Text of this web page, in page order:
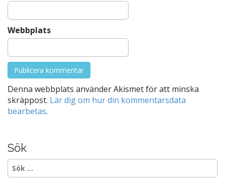
Webbplats
Denna webbplats använder Akismet för att minska
skräppost. Lär dig om hur din kommentarsdata
bearbetas.
Sök
Sök
efter: